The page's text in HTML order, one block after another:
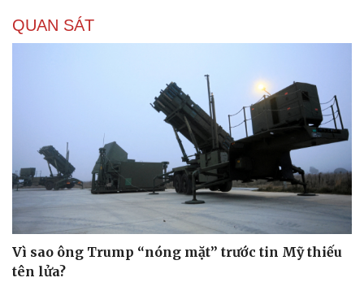
Di sản
QUAN SÁT
Vì sao ông Trump “nóng mặt” trước tin Mỹ thiếu
tên lửa?